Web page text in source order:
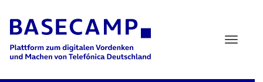
Main Navigation